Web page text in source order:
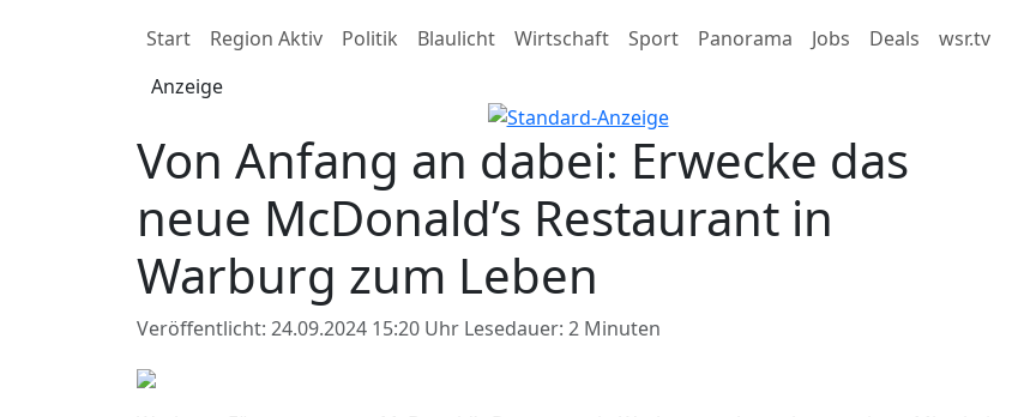
Start Region Aktiv Politik Blaulicht Wirtschaft Sport Panorama Jobs Deals
wsr.tv
Anzeige
Von Anfang an dabei: Erwecke das
neue McDonald’s Restaurant in
Warburg zum Leben
Veröffentlicht: 24.09.2024 15:20 Uhr Lesedauer: 2 Minuten